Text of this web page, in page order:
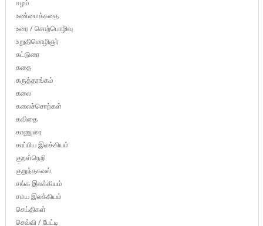
ஈழம்
உண்மைக்கதை
உரை / சொற்பொழிவு
உறுதிமொழிஞர்
கட்டுரை
கதை
கருத்தரங்கம்
கலை
கலைச்சொற்கள்
கவிதை
காணுரை
காப்பிய இலக்கியம்
குறள்நெறி
குறுந்தகவல்
சங்க இலக்கியம்
சமய இலக்கியம்
செய்திகள்
செவ்வி / பேட்டி